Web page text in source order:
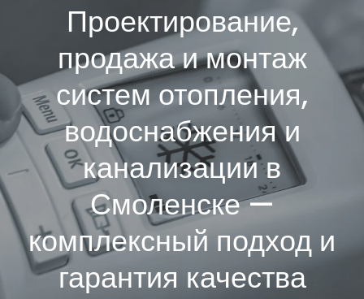
Проектирование,
продажа и монтаж
систем отопления,
водоснабжения и
канализации в
Смоленске —
комплексный подход и
гарантия качества